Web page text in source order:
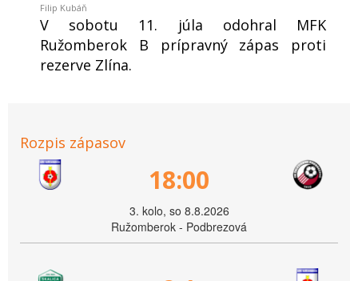
Filip Kubáň
V sobotu 11. júla odohral MFK
Ružomberok B prípravný zápas proti
rezerve Zlína.
Rozpis zápasov
18:00
3. kolo, so 8.8.2026
Ružomberok - Podbrezová